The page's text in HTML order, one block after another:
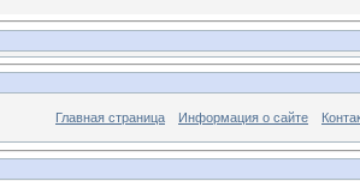
Главная страница Информация о сайте